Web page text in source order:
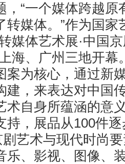
，“一个媒体跨越
转媒体。”作为国家
媒体艺术展·中国
海、广州三地开幕
为核心，通过新
建，来表达对中国
术自身所蕴涵的意
持，展品从100件
剧艺术与现代时尚
乐、影视、图像、